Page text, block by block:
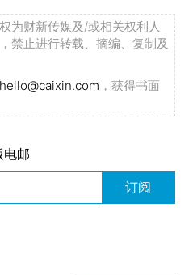
为财新传媒及/或相关权利人
禁止进行转载、摘编、复制及
hello@caixin.com ，获得书面
电邮
订阅